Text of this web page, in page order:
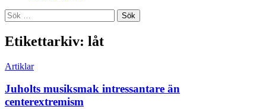
Sök
efter:
Etikettarkiv: låt
Artiklar
Juholts musiksmak intressantare än
centerextremism